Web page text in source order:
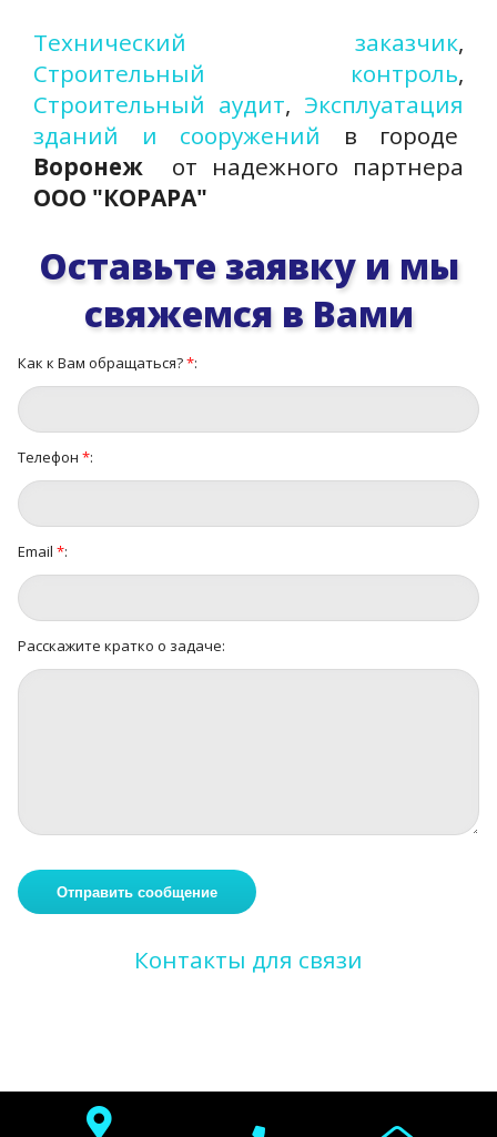
Технический заказчик,
Строительный контроль,
Строительный аудит, Эксплуатация
зданий и сооружений в городе
Воронеж от надежного партнера
ООО "КОРАРА"
Оставьте заявку и мы
свяжемся в Вами
Как к Вам обращаться?*:
Телефон *:
Email *:
Расскажите кратко о задаче:
Контакты для связи